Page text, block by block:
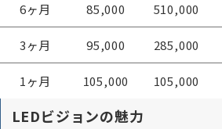
6ヶ月 85,000 510,000
3ヶ月 95,000 285,000
1ヶ月 105,000 105,000
LEDビジョンの魅力